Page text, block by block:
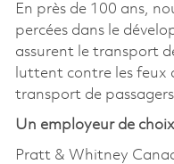
En près de 100 ans,
percées dans le
assurent le transport
luttent contre les
transport de
Un employeur de choix
Pratt & Whitney